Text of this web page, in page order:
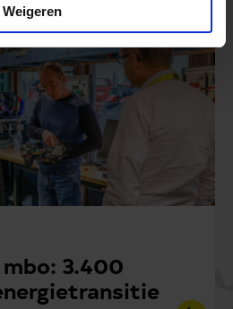
Weigeren
3.400